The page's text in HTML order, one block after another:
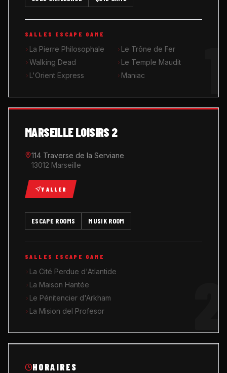
MUSIK ROOM KARAOKÉ
QUIZ GAME
SALLES ESCAPE GAME
La Pierre Philosophale
Le Trône de Fer
Walking Dead
Le Temple Maudit
L'Orient Express
Maniac
HORAIRES
MARSEILLE LOISIRS 2
114 Traverse de la Serviane
13012 Marseille
Y ALLER
ESCAPE ROOMS MUSIK ROOM
SALLES ESCAPE GAME
La Cité Perdue d'Atlantide
La Maison Hantée
Le Pénitencier d'Arkham
La Mision del Profesor